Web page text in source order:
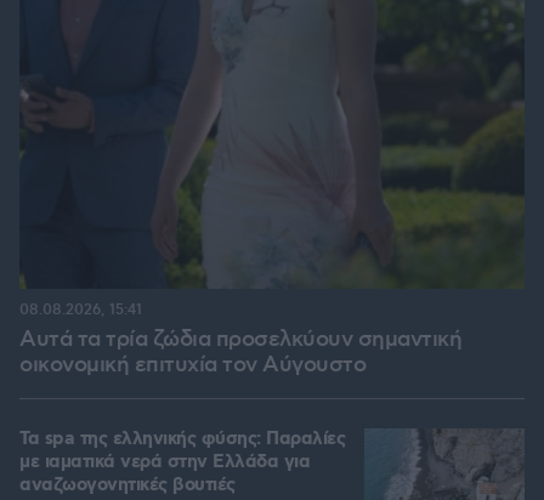
Αυτά τα τρία ζώδια προσελκύουν σημαντική
οικονομική επιτυχία τον Αύγουστο
08.08.2026, 15:41
Τα spa της ελληνικής φύσης: Παραλίες
με ιαματικά νερά στην Ελλάδα για
αναζωογονητικές βουτιές